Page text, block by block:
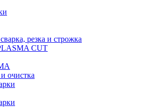
резка и строжка
CUT
очистка